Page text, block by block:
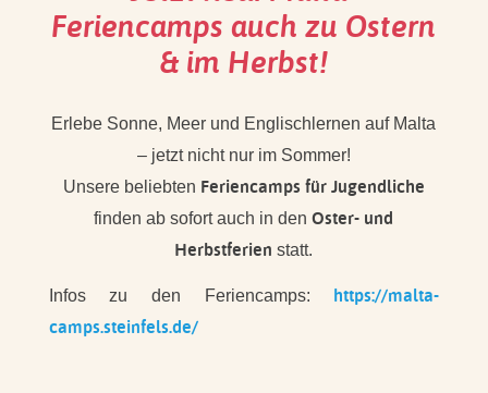
Feriencamps auch zu Ostern
& im Herbst!
Erlebe Sonne, Meer und Englischlernen auf Malta
– jetzt nicht nur im Sommer!
Unsere beliebten Feriencamps für Jugendliche
finden ab sofort auch in denOster- und
Herbstferien statt.
Infos zu den Feriencamps: https://malta-
camps.steinfels.de/